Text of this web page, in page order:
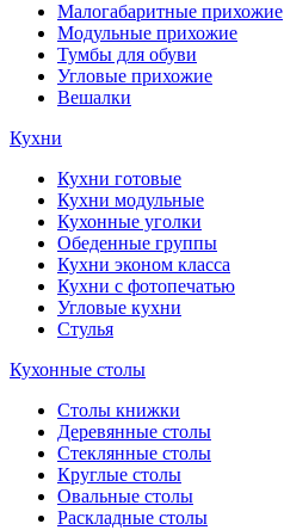
Малогабаритные прихожие
Модульные прихожие
Тумбы для обуви
Угловые прихожие
Вешалки
Кухни
Кухни готовые
Кухни модульные
Кухонные уголки
Обеденные группы
Кухни эконом класса
Кухни с фотопечатью
Угловые кухни
Стулья
Кухонные столы
Столы книжки
Деревянные столы
Стеклянные столы
Круглые столы
Овальные столы
Раскладные столы